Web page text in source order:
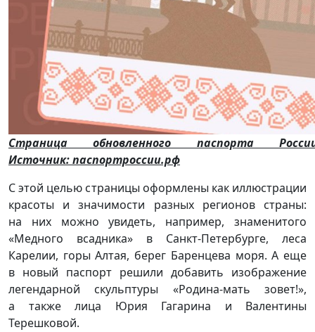
Страница обновленного паспорта
Источник: паспортроссии.рф
С этой целью страницы оформлены как иллюстрации
красоты и значимости разных регионов страны:
на них можно увидеть, например, знаменитого
«Медного всадника» в Санкт-Петербурге, леса
Карелии, горы Алтая, берег Баренцева моря. А еще
в новый паспорт решили добавить изображение
легендарной скульптуры «Родина-мать зовет!»,
а также лица Юрия Гагарина и Валентины
Терешковой.